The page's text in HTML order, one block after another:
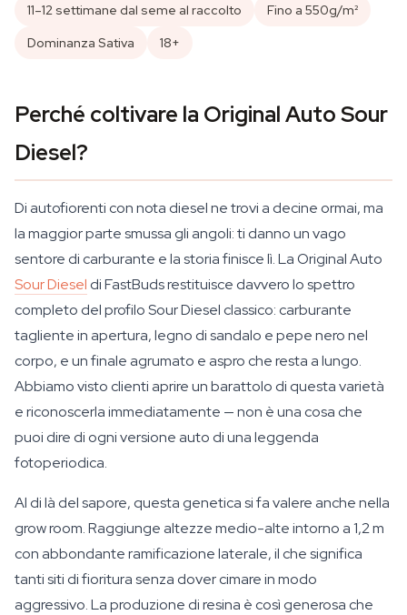
11–12 settimane dal seme al raccolto
Fino a 550g/m²
Dominanza Sativa
18+
Perché coltivare la Original Auto Sour
Diesel?
Di autofiorenti con nota diesel ne trovi a decine ormai, ma
la maggior parte smussa gli angoli: ti danno un vago
sentore di carburante e la storia finisce lì. La Original Auto
Sour Diesel di FastBuds restituisce davvero lo spettro
completo del profilo Sour Diesel classico: carburante
tagliente in apertura, legno di sandalo e pepe nero nel
corpo, e un finale agrumato e aspro che resta a lungo.
Abbiamo visto clienti aprire un barattolo di questa varietà
e riconoscerla immediatamente — non è una cosa che
puoi dire di ogni versione auto di una leggenda
fotoperiodica.
Al di là del sapore, questa genetica si fa valere anche nella
grow room. Raggiunge altezze medio-alte intorno a 1,2 m
con abbondante ramificazione laterale, il che significa
tanti siti di fioritura senza dover cimare in modo
aggressivo. La produzione di resina è così generosa che